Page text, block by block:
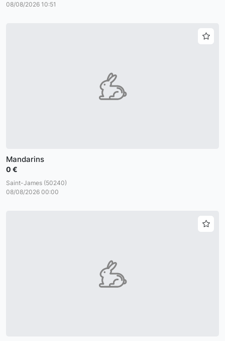
08/08/2026 10:51
Mandarins
0 €
Saint-James (50240)
08/08/2026 00:00